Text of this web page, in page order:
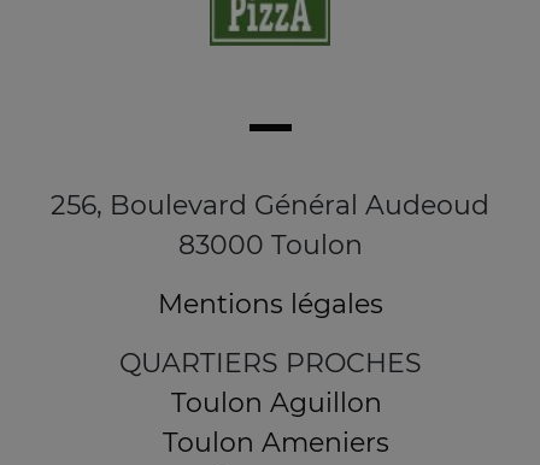
256, Boulevard Général Audeoud
83000 Toulon
Mentions légales
QUARTIERS PROCHES
Toulon Aguillon
Toulon Ameniers